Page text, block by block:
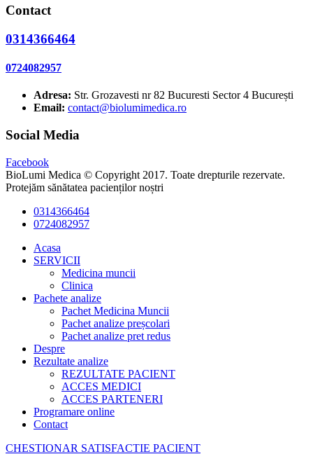
Contact
0314366464
0724082957
Adresa: Str. Grozavesti nr 82 Bucuresti Sector 4 București
Email: contact@biolumimedica.ro
Social Media
Facebook
BioLumi Medica © Copyright 2017. Toate drepturile rezervate.
Protejăm sănătatea pacienților noștri
0314366464
0724082957
Acasa
SERVICII
Medicina muncii
Clinica
Pachete analize
Pachet Medicina Muncii
Pachet analize preșcolari
Pachet analize pret redus
Despre
Rezultate analize
REZULTATE PACIENT
ACCES MEDICI
ACCES PARTENERI
Programare online
Contact
CHESTIONAR SATISFACTIE PACIENT